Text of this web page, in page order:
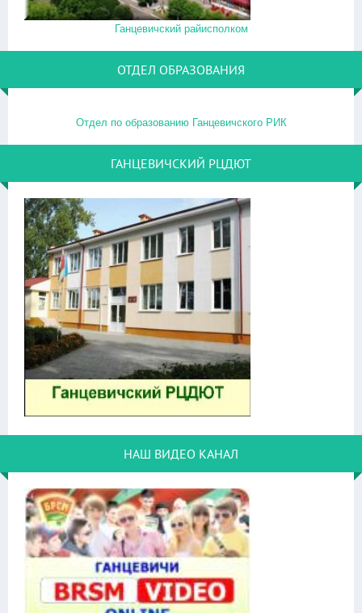
Ганцевичский райисполком
ОТДЕЛ ОБРАЗОВАНИЯ
Отдел по образованию Ганцевичского РИК
ГАНЦЕВИЧСКИЙ РЦДЮТ
НАШ ВИДЕО КАНАЛ